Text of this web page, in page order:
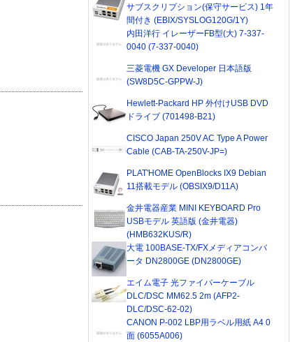
サブスクリプション(保守サービス) 1年
間付き (EBIX/SYSLOG120G/1Y)
内田洋行 イレーザーFB型(大) 7-337-
0040 (7-337-0040)
三菱電機 GX Developer 日本語版
(SW8D5C-GPPW-J)
Hewlett-Packard HP 外付けUSB DVD
ドライブ (701498-B21)
CISCO Japan 250V AC Type A Power
Cable (CAB-TA-250V-JP=)
PLAT'HOME OpenBlocks IX9 Debian
11搭載モデル (OBSIX9/D11A)
金井電器産業 MINI KEYBOARD Pro
USBモデル 英語版 (金井電器)
(HMB632KUS/R)
大電 100BASE-TX/FXメディアコンバ
ータ DN2800GE (DN2800GE)
エイム電子 光ファイバーケーブル
DLC/DSC MM62.5 2m (AFP2-
DLC/DSC-62-02)
CANON P-002 LBP用ラベル用紙 A4 0
面 (6055A006)